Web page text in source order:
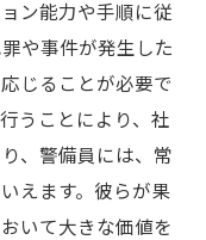
ン能力や手順に従
や事件が発生した
じることが必要で
うことにより、社
、警備員には、常
えます。彼らが果
いて大きな価値を